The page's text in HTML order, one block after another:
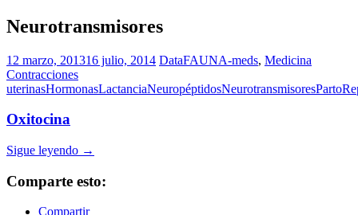
Neurotransmisores
12 marzo, 201316 julio, 2014 DataFAUNA-meds, Medicina
Contracciones
uterinasHormonasLactanciaNeuropéptidosNeurotransmisoresParto
Oxitocina
Sigue leyendo →
Comparte esto:
Compartir